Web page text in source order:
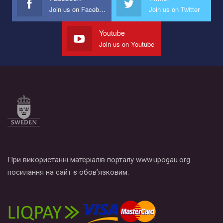
Join us on Facebook Join us on Twitter
Youtube
Join us on Youtube
При використанні матеріалів порталу www.upogau.org
посилання на сайт є обов’язковим.